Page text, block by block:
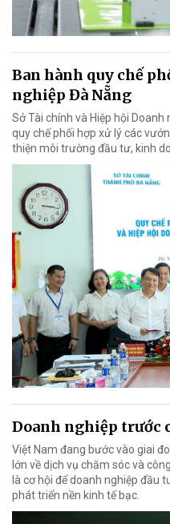
Ban hành quy chế
nghiệp Đà Nẵng
Sở Tài chính và Hiệp hội
quy chế phối hợp xử lý các
thiện môi trường đầu tư, kinh
Doanh nghiệp trước
Việt Nam đang bước vào giai
lớn về dịch vụ chăm sóc và
là cơ hội để doanh nghiệp đầu
phát triển nền kinh tế bạc.